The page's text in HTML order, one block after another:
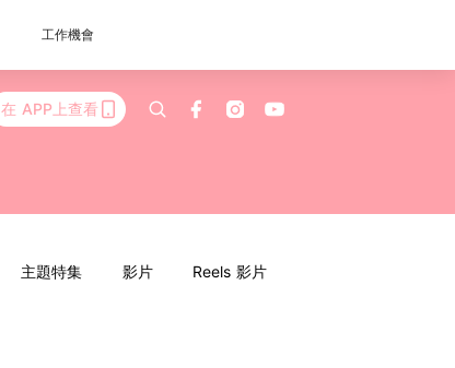
工作機會
在 APP上查看
主題特集 影片 Reels 影片